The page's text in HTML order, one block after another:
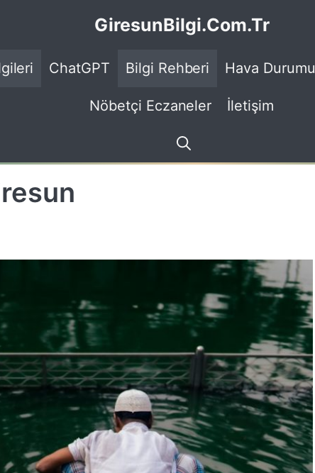
GiresunBilgi.Com.Tr
ChatGPT Bilgi Rehberi Hava Durumu
Nöbetçi Eczaneler İletişim